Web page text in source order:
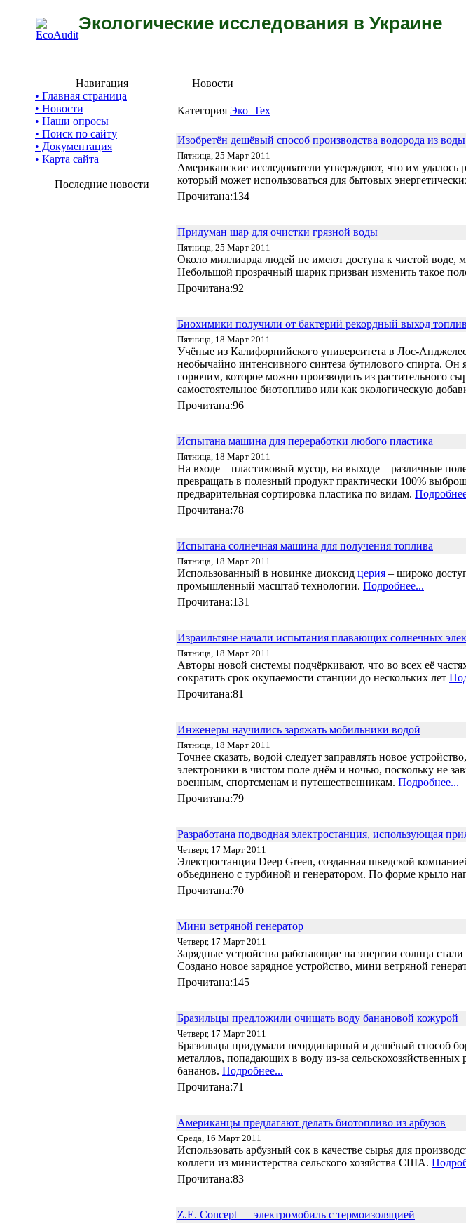
Экологические исследования в Украине
Навигация
• Главная страница
• Новости
• Наши опросы
• Поиск по сайту
• Документация
• Карта сайта
Последние новости
Новости
Категория Эко_Тех
Изобретён дешёвый способ производства водорода из воды
Пятница, 25 Март 2011
Американские исследователи утверждают, что им удалось
который может использоваться для бытовых
Прочитана:134
Придуман шар для очистки грязной воды
Пятница, 25 Март 2011
Около миллиарда людей не имеют доступа к чистой воде,
Небольшой прозрачный шарик призван изменить такое
Прочитана:92
Биохимики получили от бактерий рекордный выход
Пятница, 18 Март 2011
Учёные из Калифорнийского университета в Лос-
необычайно интенсивного синтеза бутилового спирта.
горючим, которое можно производить из растительного
самостоятельное биотопливо или как экологическую
Прочитана:96
Испытана машина для переработки любого пластика
Пятница, 18 Март 2011
На входе – пластиковый мусор, на выходе – различные
превращать в полезный продукт практически 100%
предварительная сортировка пластика по видам.
Прочитана:78
Испытана солнечная машина для получения топлива
Пятница, 18 Март 2011
Использованный в новинке диоксид церия – широко
промышленный масштаб технологии. Подробнее...
Прочитана:131
Израильтяне начали испытания плавающих солнечных
Пятница, 18 Март 2011
Авторы новой системы подчёркивают, что во всех её
сократить срок окупаемости станции до нескольких лет
Прочитана:81
Инженеры научились заряжать мобильники водой
Пятница, 18 Март 2011
Точнее сказать, водой следует заправлять новое
электроники в чистом поле днём и ночью, поскольку не
военным, спортсменам и путешественникам. Подробнее...
Прочитана:79
Разработана подводная электростанция, использующая
Четверг, 17 Март 2011
Электростанция Deep Green, созданная шведской
объединено с турбиной и генератором. По форме крыло
Прочитана:70
Мини ветряной генератор
Четверг, 17 Март 2011
Зарядные устройства работающие на энергии солнца
Создано новое зарядное устройство, мини ветряной
Прочитана:145
Бразильцы предложили очищать воду банановой кожурой
Четверг, 17 Март 2011
Бразильцы придумали неординарный и дешёвый способ
металлов, попадающих в воду из-за
бананов. Подробнее...
Прочитана:71
Американцы предлагают делать биотопливо из арбузов
Среда, 16 Март 2011
Использовать арбузный сок в качестве сырья для
коллеги из министерства сельского хозяйства США.
Прочитана:83
Z.E. Concept — электромобиль с термоизоляцией